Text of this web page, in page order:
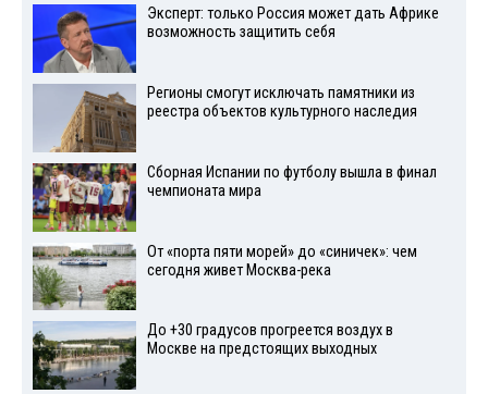
Эксперт: только Россия может дать Африке
возможность защитить себя
Регионы смогут исключать памятники из
реестра объектов культурного наследия
Сборная Испании по футболу вышла в финал
чемпионата мира
От «порта пяти морей» до «синичек»: чем
сегодня живет Москва-река
До +30 градусов прогреется воздух в
Москве на предстоящих выходных